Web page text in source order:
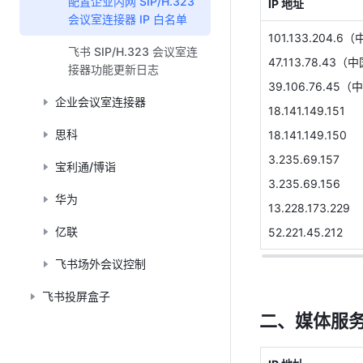
会议室连接器 IP 白名单
飞书 SIP/H.323 会议室连
接器功能更新日志
企业会议室连接器
思科
宝利通/博诣
华为
亿联
飞书场外会议控制
飞书投屏盒子
IP 地址
101.133.204.6 （
47.113.78.43 （
39.106.76.45 （
18.141.149.151
18.141.149.150
3.235.69.157
3.235.69.156
13.228.173.229
52.221.45.212
二、媒体服